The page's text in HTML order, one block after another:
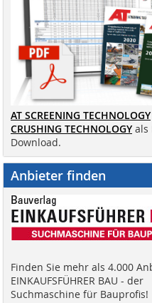
AT SCREENING TECHNOLOGY
CRUSHING TECHNOLOGY als
Download.
Anbieter finden
Finden Sie mehr als 4.000
EINKAUFSFÜHRER BAU - der
Suchmaschine für Bauprofis!